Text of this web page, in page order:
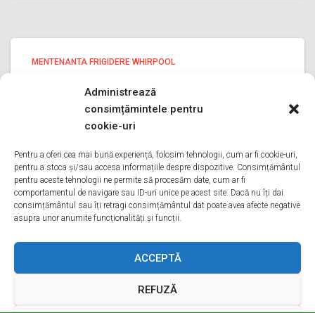
Administrează
consimțămintele pentru
cookie-uri
Pentru a oferi cea mai bună experiență, folosim tehnologii, cum ar fi cookie-uri,
pentru a stoca și/sau accesa informațiile despre dispozitive. Consimțământul
pentru aceste tehnologii ne permite să procesăm date, cum ar fi
comportamentul de navigare sau ID-uri unice pe acest site. Dacă nu îți dai
consimțământul sau îți retragi consimțământul dat poate avea afecte negative
asupra unor anumite funcționalități și funcții.
ACCEPTĂ
REFUZĂ
MENTENANTA FRIGIDERE WHIRPOOL
Mentenanta frigidere Whirpool ILFOV
Mentenanta frigidere Whirpool ILFOV Bine ati venit pe
pagina noastra de Mentenanta frigidere Whirpool ILFOV
sa faceti este sa ne sunati va oferim Mentenanta in
Citește mai mult
DESPRE NOI SERVICII
GDPR TERMENI ȘI CONDIȚII